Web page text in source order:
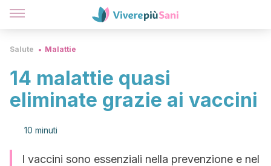
Salute Malattie
14 malattie quasi
eliminate grazie ai vaccini
10 minuti
I vaccini sono essenziali nella prevenzione e nel